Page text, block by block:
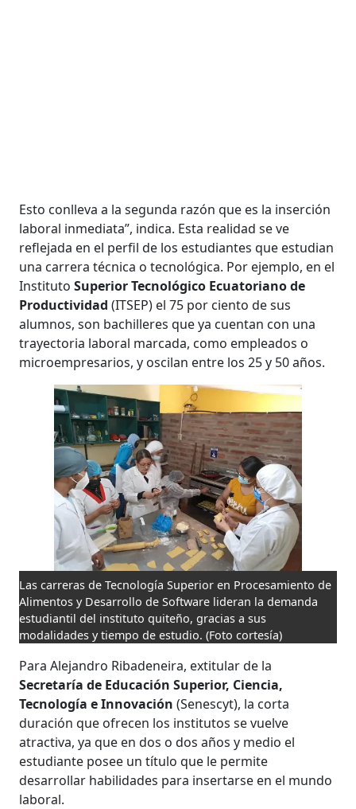
Esto conlleva a la segunda razón que es la inserción
laboral inmediata”, indica. Esta realidad se ve
reflejada en el perfil de los estudiantes que estudian
una carrera técnica o tecnológica. Por ejemplo, en el
InstitutoSuperior Tecnológico Ecuatoriano de
Productividad(ITSEP) el 75 por ciento de sus
alumnos, son bachilleres que ya cuentan con una
trayectoria laboral marcada, como empleados o
microempresarios, y oscilan entre los 25 y 50 años.
Las carreras de Tecnología Superior en Procesamiento de
Alimentos y Desarrollo de Software lideran la demanda
estudiantil del instituto quiteño, gracias a sus
modalidades y tiempo de estudio. (Foto cortesía)
Para Alejandro Ribadeneira, extitular de la
Secretaría de Educación Superior, Ciencia,
Tecnología e Innovación(Senescyt), la corta
duración que ofrecen los institutos se vuelve
atractiva, ya que en dos o dos años y medio el
estudiante posee un título que le permite
desarrollar habilidades para insertarse en el mundo
laboral.